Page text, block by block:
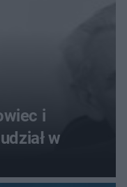
i
w